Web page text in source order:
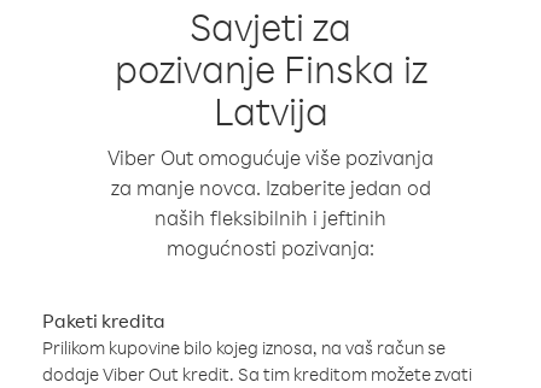
Savjeti za
pozivanje Finska iz
Latvija
Viber Out omogućuje više pozivanja
za manje novca. Izaberite jedan od
naših fleksibilnih i jeftinih
mogućnosti pozivanja:
Paketi kredita
Prilikom kupovine bilo kojeg iznosa, na vaš račun se
dodaje Viber Out kredit. Sa tim kreditom možete zvati